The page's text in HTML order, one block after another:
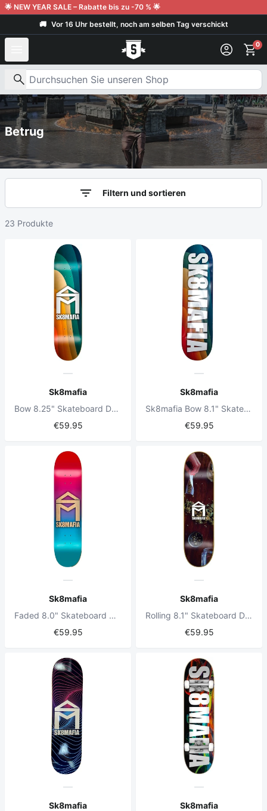
Weiter zum Inhalt
🌟 NEW YEAR SALE – Rabatte bis zu -70 % 🌟
🚚 Vor 16 Uhr bestellt, noch am selben Tag verschickt
0
Nach Produkten suchen
Betrug
Filtern und sortieren
23 Produkte
Sk8mafia
Bow 8.25" Skateboard Deck
€59.95
Sk8mafia
Sk8mafia Bow 8.1" Skateboard Deck
€59.95
Sk8mafia
Faded 8.0" Skateboard Deck
€59.95
Sk8mafia
Rolling 8.1" Skateboard Deck
€59.95
Sk8mafia
Sk8mafia